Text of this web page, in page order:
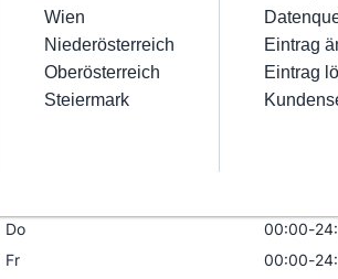
Friseur
Nägel
Haarentfernung
Make-Up
Kostenlose
Elektriker
Installateure
Maler & Lackierer
Branchen A-Z
Eintrag
Eintrag
Eintrag
Eintrag
Wien
Niederösterreich
Oberösterreich
Steiermark
Eintrag
Eintrag
Öffnungszeiten Jetzt
Do
00:00-
Fr
00:00-